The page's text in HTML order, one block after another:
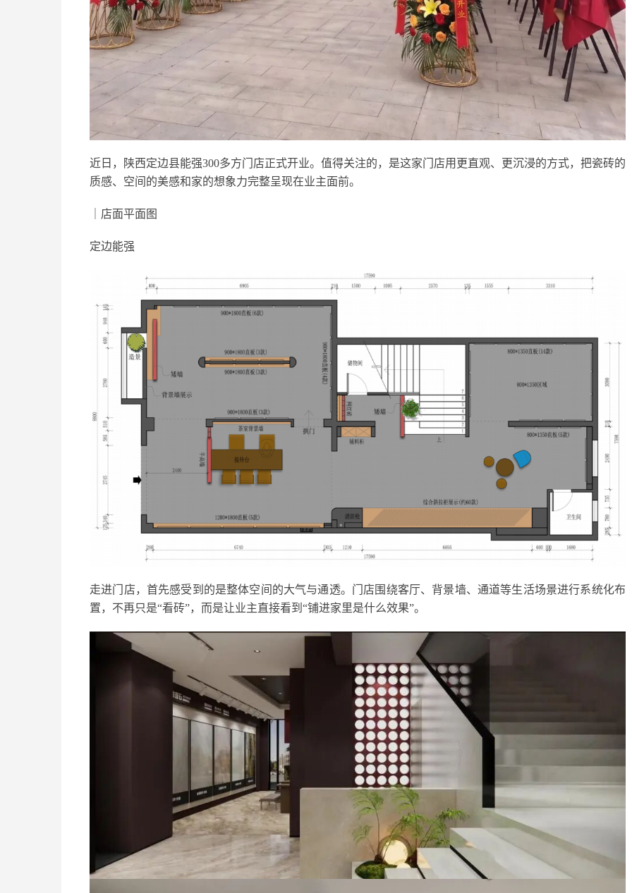
近日，陕西定边县能强300多方门店正式开业。值得关注的，是这家门店用更直观、更沉浸的方式，把瓷砖的
质感、空间的美感和家的想象力完整呈现在业主面前。
｜店面平面图
定边能强
走进门店，首先感受到的是整体空间的大气与通透。门店围绕客厅、背景墙、通道等生活场景进行系统化布
置，不再只是“看砖”，而是让业主直接看到“铺进家里是什么效果”。